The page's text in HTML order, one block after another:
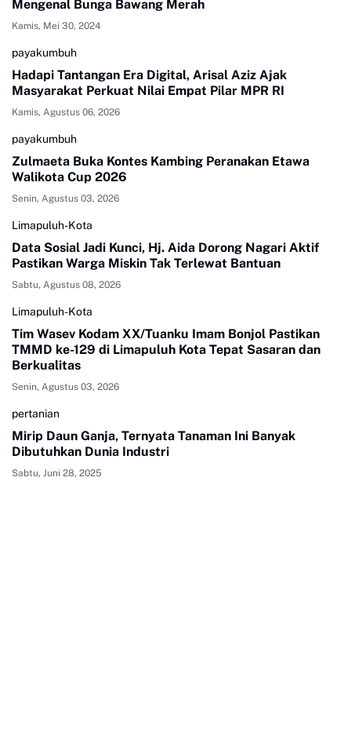
Mengenal Bunga Bawang Merah
Kamis, Mei 30, 2024
payakumbuh
Hadapi Tantangan Era Digital, Arisal Aziz Ajak
Masyarakat Perkuat Nilai Empat Pilar MPR RI
Kamis, Agustus 06, 2026
payakumbuh
Zulmaeta Buka Kontes Kambing Peranakan Etawa
Walikota Cup 2026
Senin, Agustus 03, 2026
Limapuluh-Kota
Data Sosial Jadi Kunci, Hj. Aida Dorong Nagari Aktif
Pastikan Warga Miskin Tak Terlewat Bantuan
Sabtu, Agustus 08, 2026
Limapuluh-Kota
Tim Wasev Kodam XX/Tuanku Imam Bonjol Pastikan
TMMD ke-129 di Limapuluh Kota Tepat Sasaran dan
Berkualitas
Senin, Agustus 03, 2026
pertanian
Mirip Daun Ganja, Ternyata Tanaman Ini Banyak
Dibutuhkan Dunia Industri
Sabtu, Juni 28, 2025